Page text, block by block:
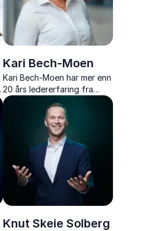
Kari Bech-Moen
Kari Bech-Moen har mer enn
20 års ledererfaring fra
internasjonale konsern til
små oppstartsselskaper. Kari
brenner for å skape verdi
gjennom effektiv ledelse.
Knut Skeie Solberg